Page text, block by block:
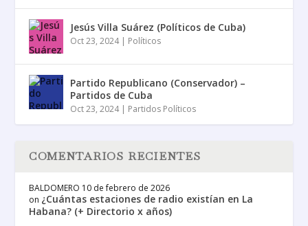
Jesús Villa Suárez (Políticos de Cuba)
Oct 23, 2024| Políticos
Partido Republicano (Conservador) –
Partidos de Cuba
Oct 23, 2024| Partidos Políticos
COMENTARIOS RECIENTES
BALDOMERO 10 de febrero de 2026
on ¿Cuántas estaciones de radio existían en La
Habana? (+ Directorio x años)